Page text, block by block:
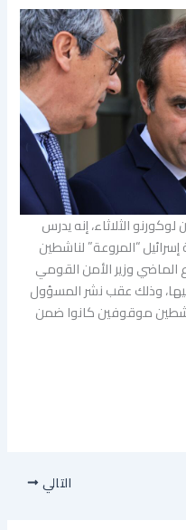
الثلاثاء، إنه يدرس
“المروعة” لناشطين
وزير الأمن القومي
وذلك عقب نشر المسؤول
موقوفين كانوا ضمن
التالي